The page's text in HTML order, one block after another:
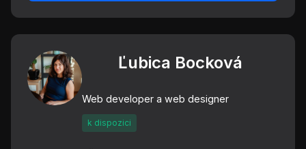
Ľubica Bocková
Web developer a web designer
k dispozici